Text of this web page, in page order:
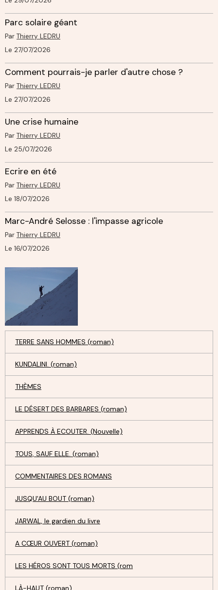
Parc solaire géant
Par Thierry LEDRU
Le 27/07/2026
Comment pourrais-je parler d'autre chose ?
Par Thierry LEDRU
Le 27/07/2026
Une crise humaine
Par Thierry LEDRU
Le 25/07/2026
Ecrire en été
Par Thierry LEDRU
Le 18/07/2026
Marc-André Selosse : l'impasse agricole
Par Thierry LEDRU
Le 16/07/2026
TERRE SANS HOMMES (roman)
KUNDALINI. (roman)
THÈMES
LE DÉSERT DES BARBARES (roman)
APPRENDS À ECOUTER. (Nouvelle)
TOUS, SAUF ELLE. (roman)
COMMENTAIRES DES ROMANS
JUSQU'AU BOUT (roman)
JARWAL, le gardien du livre
A CŒUR OUVERT (roman)
LES HÉROS SONT TOUS MORTS (rom
LÀ-HAUT (roman)